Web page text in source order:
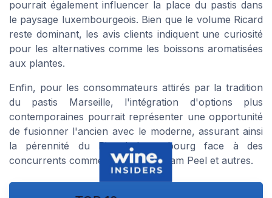
pourrait également influencer la place du pastis dans
le paysage luxembourgeois. Bien que le volume Ricard
reste dominant, les avis clients indiquent une curiosité
pour les alternatives comme les boissons aromatisées
aux plantes.
Enfin, pour les consommateurs attirés par la tradition
du pastis Marseille, l'intégration d'options plus
contemporaines pourrait représenter une opportunité
de fusionner l'ancien avec le moderne, assurant ainsi
la pérennité du Ricard Luxembourg face à des
concurrents comme lewhisky William Peel et autres.